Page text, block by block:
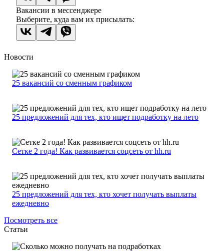
Вакансии в мессенджере
Выберите, куда вам их присылать:
Новости
25 вакансий со сменным графиком
25 предложений для тех, кто ищет подработку на лето
Сетке 2 года! Как развивается соцсеть от hh.ru
25 предложений для тех, кто хочет получать выплаты
ежедневно
Посмотреть все
Статьи